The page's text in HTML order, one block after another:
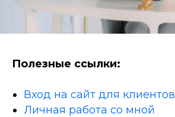
Полезные ссылки:
Вход на сайт для клиентов
Личная работа со мной